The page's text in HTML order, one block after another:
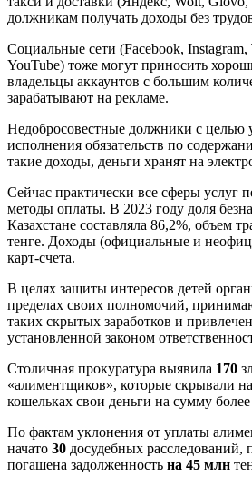
должникам получать доходы без
Социальные сети (Facebook,
YouTube) тоже могут приносить
владельцы аккаунтов с большим
зарабатывают на рекламе.
Недобросовестные должники с целью
исполнения обязательств по
такие доходы, деньги хранят на
Сейчас практически все сферы услуг
методы оплаты. В 2023 году доля
Казахстане составляла 86,2%, объем
тенге. Доходы (официальные и
карт-счета.
В целях защиты интересов детей
пределах своих полномочий,
таких скрытых заработков и
установленной законом
Столичная прокуратура выявила 170
«алиментщиков», которые скрывали
кошельках свои деньги на сумму более
По фактам уклонения от уплаты
начато 30 досудебных расследований,
погашена задолженность на 45 млн